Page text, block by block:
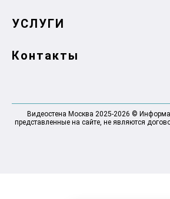
УСЛУГИ
Контакты
Видеостена Москва 2025-2026 ©
представленные на сайте, не являются